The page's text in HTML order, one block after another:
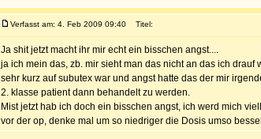
Verfasst am: 4. Feb 2009 09:40 Titel:
Ja shit jetzt macht ihr mir echt ein bisschen angst....
ja ich mein das, zb. mir sieht man das nicht an das ich
sehr kurz auf subutex war und angst hatte das der mir
2. klasse patient dann behandelt zu werden.
Mist jetzt hab ich doch ein bisschen angst, ich werd mich
vor der op, denke mal um so niedriger die Dosis umso